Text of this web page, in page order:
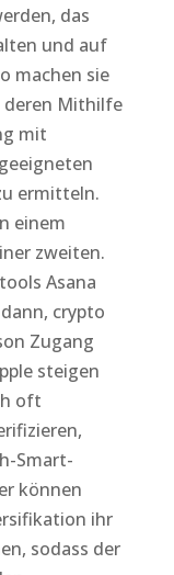
das
und auf
machen sie
deren Mithilfe
mit
ermitteln.
einem
zweiten.
Asana
crypto
Zugang
steigen
oft
Smart-
können
ihr
sodass der